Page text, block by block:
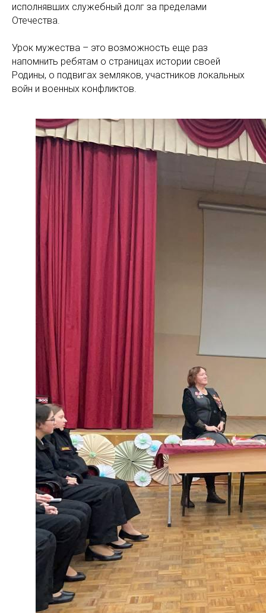
исполнявших служебный долг за пределами
Отечества.
Урок мужества – это возможность еще раз
напомнить ребятам о страницах истории своей
Родины, о подвигах земляков, участников локальных
войн и военных конфликтов.